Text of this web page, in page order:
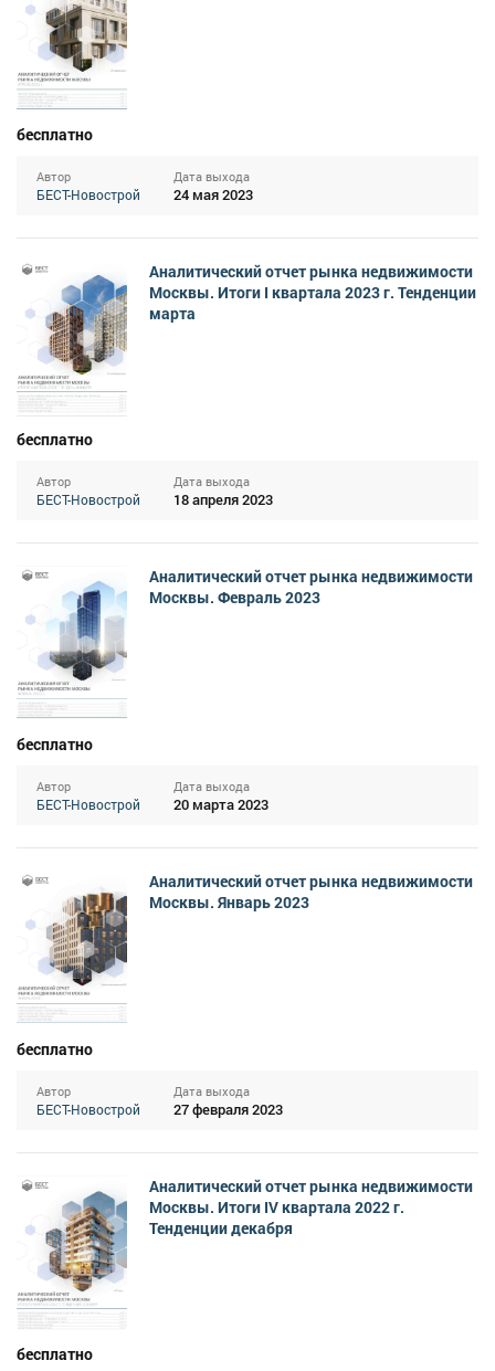
бесплатно
Автор
БЕСТ-Новострой
Дата выхода
24 мая 2023
Аналитический отчет рынка недвижимости
Москвы. Итоги I квартала 2023 г. Тенденции
марта
бесплатно
Автор
БЕСТ-Новострой
Дата выхода
18 апреля 2023
Аналитический отчет рынка недвижимости
Москвы. Февраль 2023
бесплатно
Автор
БЕСТ-Новострой
Дата выхода
20 марта 2023
Аналитический отчет рынка недвижимости
Москвы. Январь 2023
бесплатно
Автор
БЕСТ-Новострой
Дата выхода
27 февраля 2023
Аналитический отчет рынка недвижимости
Москвы. Итоги IV квартала 2022 г.
Тенденции декабря
бесплатно